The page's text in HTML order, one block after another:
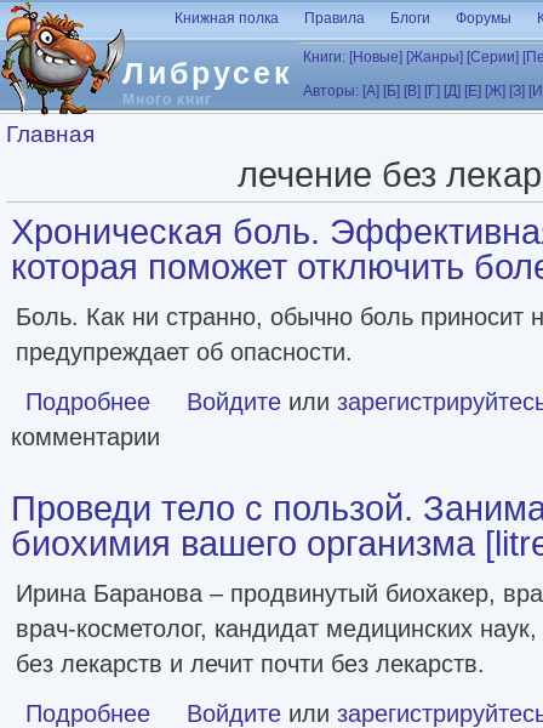
Перейти к основному содержанию
Либрусек
Много книг
Книжная полка Правила Блоги Форумы
Книги: [Новые] [Жанры] [Серии]
Авторы: [А] [Б] [В] [Г] [Д] [Е] [Ж] [З]
Вы здесь
Главная
лечение без
Хроническая боль.
которая поможет отключить
Боль. Как ни странно, обычно боль приносит
предупреждает об опасности.
Подробнее о Хроническая боль. Эффективная терапия, которая
Войдите или
комментарии
Проведи тело с пользой.
биохимия вашего организма
Ирина Баранова – продвинутый биохакер,
врач-косметолог, кандидат медицинских
без лекарств и лечит почти без лекарств.
Подробнее о Проведи тело с пользой. Занимательная биохимия
Войдите или